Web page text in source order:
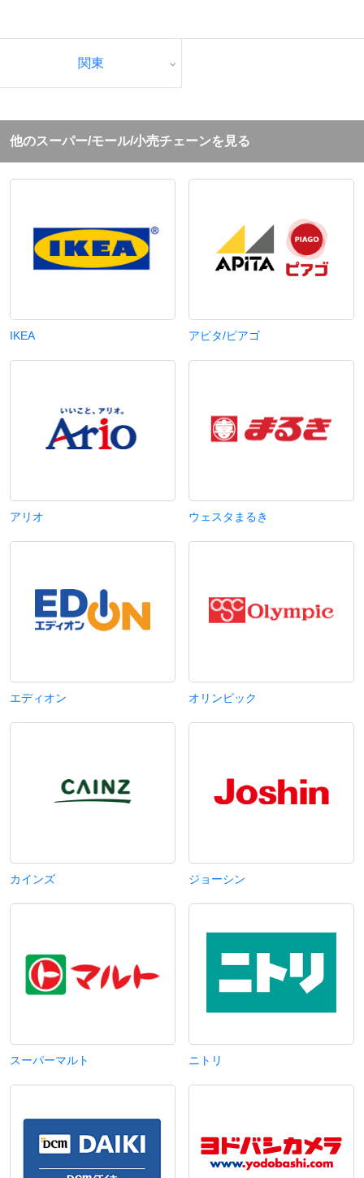
関東
他のスーパー/モール/小売チェーンを見る
IKEA アピタ/ピアゴ
アリオ ウェスタまるき
エディオン オリンピック
カインズ ジョーシン
スーパーマルト ニトリ